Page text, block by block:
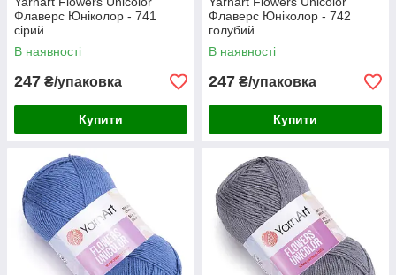
Флаверс Юніколор - 741
сірий
В наявності
247 ₴/упаковка
Купити
Флаверс Юніколор - 742
голубий
В наявності
247 ₴/упаковка
Купити